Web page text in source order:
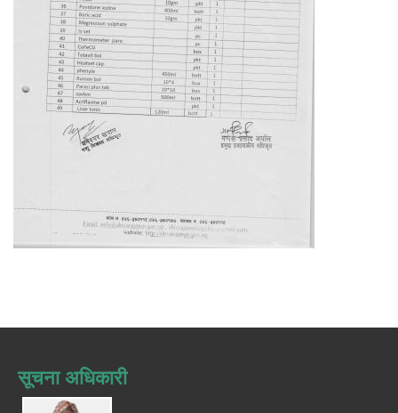
सूचना अधिकारी